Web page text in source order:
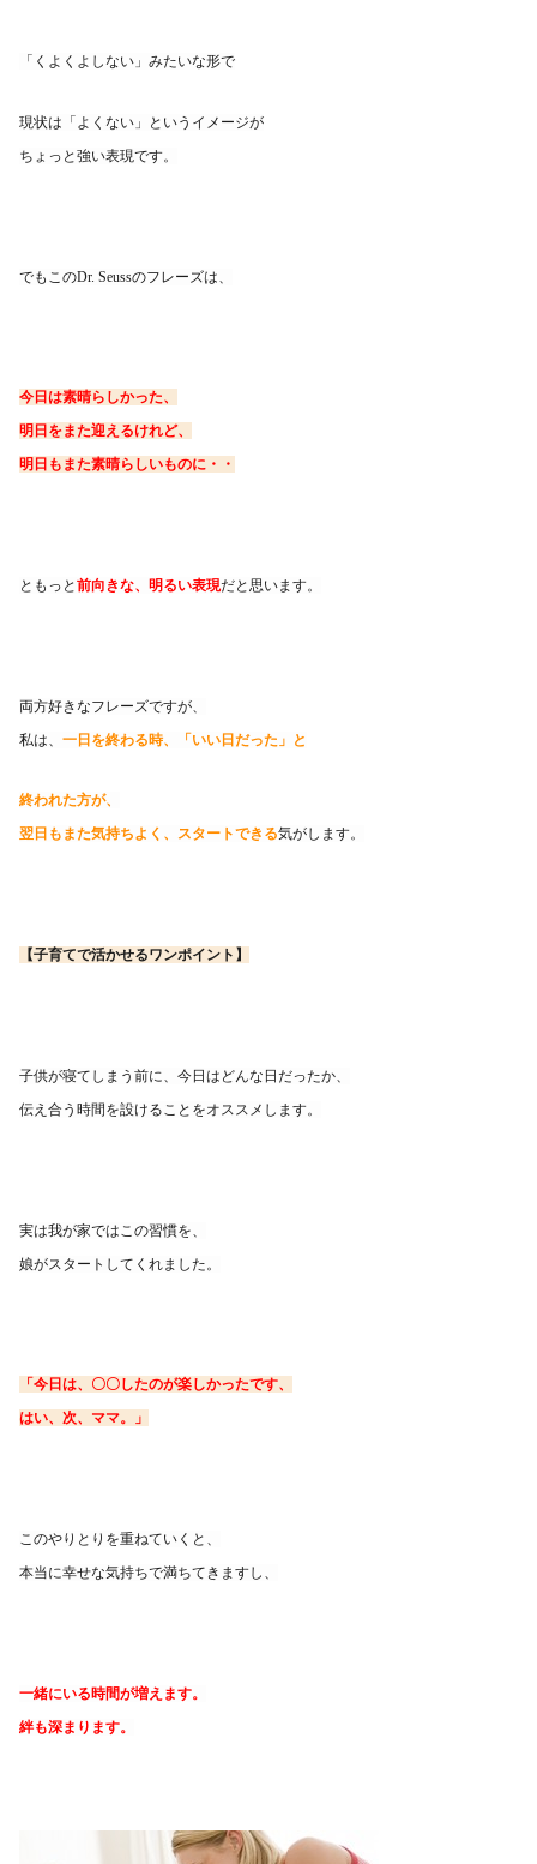
「くよくよしない」みたいな形で
現状は「よくない」というイメージが
ちょっと強い表現です。
でもこのDr. Seussのフレーズは、
今日は素晴らしかった、
明日をまた迎えるけれど、
明日もまた素晴らしいものに・・
ともっと 前向きな、明るい表現だと思います。
両方好きなフレーズですが、
私は、 一日を終わる時、「いい日だった」と
終われた方が、
翌日もまた気持ちよく、スタートできる気がします。
【子育てで活かせるワンポイント】
子供が寝てしまう前に、今日はどんな日だったか、
伝え合う時間を設けることをオススメします。
実は我が家ではこの習慣を、
娘がスタートしてくれました。
「今日は、〇〇したのが楽しかったです、
はい、次、ママ。」
このやりとりを重ねていくと、
本当に幸せな気持ちで満ちてきますし、
一緒にいる時間が増えます。
絆も深まります。